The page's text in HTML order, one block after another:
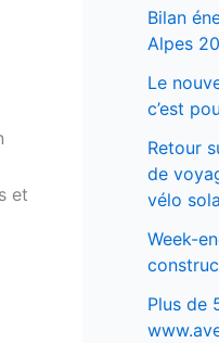
et
Bilan
Alpes
Le
c’est
Retour
de
vélo
Week-
Plus de